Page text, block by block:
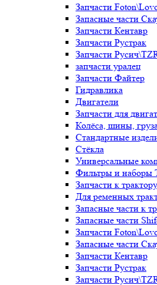
Запчасти
Запасные части
Запчасти Кентавр
Запчасти Рустрак
Запчасти
запчасти уралец
Запчасти Файтер
Гидравлика
Двигатели
Запчасти для
Колёса, шины,
Стандартные
Стёкла
Универсальные
Фильтры и наборы
Запчасти к
Для ременных
Запасные части к
Запасные части
Запчасти
Запасные части
Запчасти Кентавр
Запчасти Рустрак
Запчасти